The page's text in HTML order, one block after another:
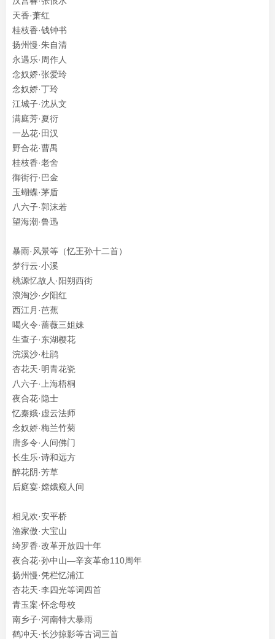
天香·萧红
桂枝香·钱钟书
扬州慢·朱自清
永遇乐·周作人
念奴娇·张爱玲
念奴娇·丁玲
江城子·沈从文
满庭芳·夏衍
一丛花·田汉
野合花·曹禺
桂枝香·老舍
御街行·巴金
玉蝴蝶·茅盾
八六子·郭沫若
望海潮·鲁迅
暴雨·风景等（忆王孙十二首）
梦行云·小溪
桃源忆故人·阳朔西街
浪淘沙·夕阳红
西江月·芭蕉
喝火令·蔷薇三姐妹
生查子·东湖樱花
浣溪沙·杜鹃
杏花天·明青花瓷
八六子·上海梧桐
夜合花·隐士
忆秦娥·虚云法师
念奴娇·梅兰竹菊
唐多令·人间佛门
长生乐·诗和远方
醉花阴·芳草
后庭宴·嫦娥窥人间
相见欢·安平桥
渔家傲·大宝山
绮罗香·改革开放四十年
夜合花·孙中山—辛亥革命110周年
扬州慢·凭栏忆浦江
杏花天·李四光等词四首
青玉案·怀念母校
南乡子·河南特大暴雨
鹤冲天·长沙掠影等古词三首